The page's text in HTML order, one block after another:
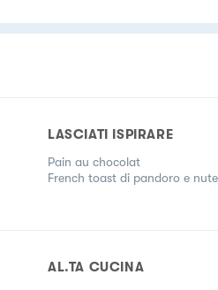
LASCIATI ISPIRARE
Pain au chocolat
French toast di pandoro e
AL.TA CUCINA